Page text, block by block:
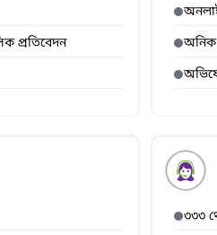
প্রতিবেদন
অনিক
৩৩৩